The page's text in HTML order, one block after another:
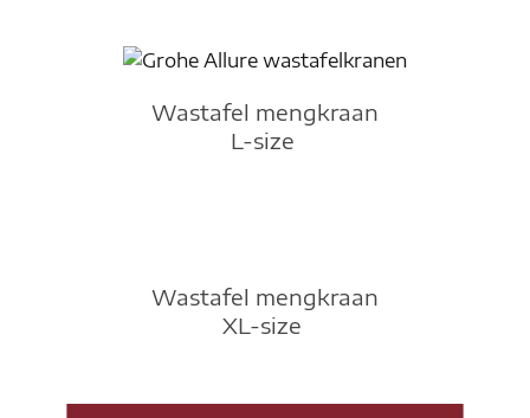
Wastafel mengkraan
L-size
Wastafel mengkraan
XL-size